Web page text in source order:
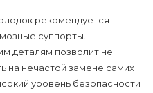
рекомендуется
суппорты.
деталям позволит не
на нечастой замене самих
уровень безопасности